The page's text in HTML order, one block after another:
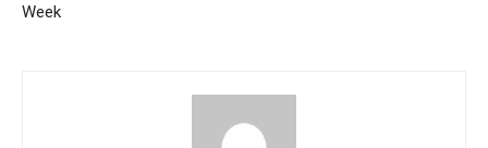
Week